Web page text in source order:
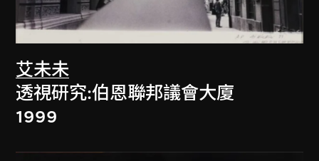
艾未未
透視研究:伯恩聯邦議會大廈
1999